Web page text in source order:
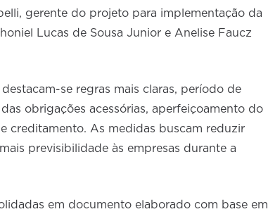
gerente do projeto para implementação da
Lucas de Sousa Junior e Anelise Faucz
se regras mais claras, período de
obrigações acessórias, aperfeiçoamento do
creditamento. As medidas buscam reduzir
previsibilidade às empresas durante a
em documento elaborado com base em